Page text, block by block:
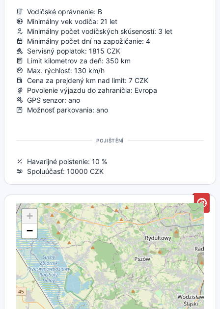
Vodičské oprávnenie: B
Minimálny vek vodiča: 21 let
Minimálny počet vodičských skúseností: 3 let
Minimálny počet dní na zapožičanie: 4
Servisný poplatok: 1815 CZK
Limit kilometrov za deň: 350 km
Max. rýchlosť: 130 km/h
Cena za prejdený km nad limit: 7 CZK
Povolenie výjazdu do zahraničia: Evropa
GPS senzor: ano
Možnosť parkovania: ano
POJIŠTĚNÍ
Havarijné poistenie: 10 %
Spoluúčasť: 10000 CZK
+
−